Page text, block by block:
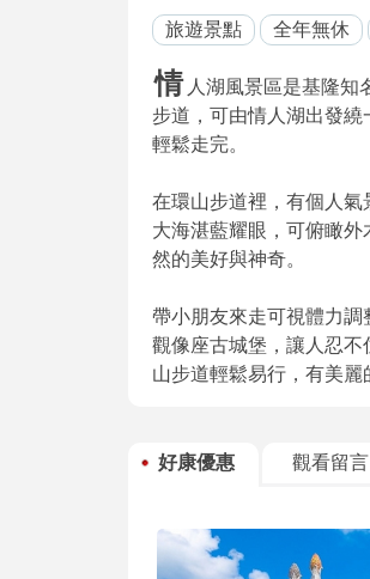
旅遊景點 全年無休
情 人湖風景區是基隆知
步道，可由情人湖出發
輕鬆走完。
在環山步道裡，有個人
大海湛藍耀眼，可俯瞰
然的美好與神奇。
帶小朋友來走可視體力
觀像座古城堡，讓人忍
山步道輕鬆易行，有美麗
好康優惠 觀看留言